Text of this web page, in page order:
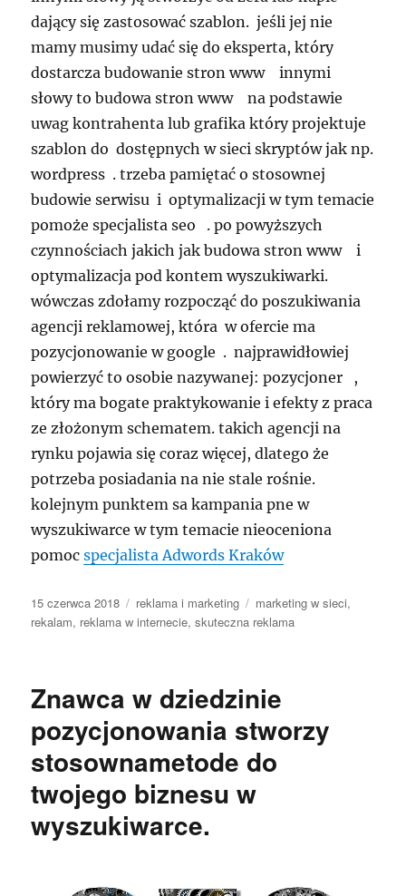
dający się zastosować szablon. jeśli jej nie
mamy musimy udać się do eksperta, który
dostarcza budowanie stron www innymi
słowy to budowa stron www na podstawie
uwag kontrahenta lub grafika który projektuje
szablon do dostępnych w sieci skryptów jak np.
wordpress . trzeba pamiętać o stosownej
budowie serwisu i optymalizacji w tym temacie
pomoże specjalista seo . po powyższych
czynnościach jakich jak budowa stron www i
optymalizacja pod kontem wyszukiwarki.
wówczas zdołamy rozpocząć do poszukiwania
agencji reklamowej, która w ofercie ma
pozycjonowanie w google . najprawidłowiej
powierzyć to osobie nazywanej: pozycjoner ,
który ma bogate praktykowanie i efekty z praca
ze złożonym schematem. takich agencji na
rynku pojawia się coraz więcej, dlatego że
potrzeba posiadania na nie stale rośnie.
kolejnym punktem sa kampania pne w
wyszukiwarce w tym temacie nieoceniona
pomocspecjalista Adwords Kraków
Data
publikacji
15 czerwca 2018 Kategorie
reklama i marketing Tagi
marketing w sieci,
rekalam, reklama w internecie,skuteczna reklama
Znawca w dziedzinie
pozycjonowania stworzy
stosownametode do
twojego biznesu w
wyszukiwarce.